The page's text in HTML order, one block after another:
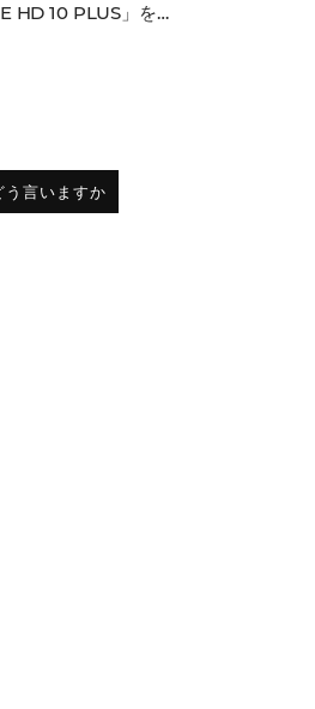
HD 10 PLUS」を買
ガッツリ使ってし
言いますか